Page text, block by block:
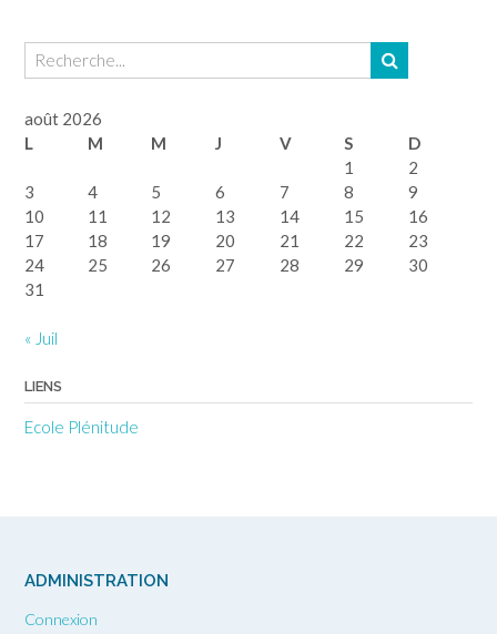
août 2026
L
M M J V S
D
1
2
3
4 5 6 7 8
9
10
11 12 13 14 15
16
17
18 19 20 21 22
23
24
25 26 27 28 29
30
31
« Juil
LIENS
Ecole Plénitude
ADMINISTRATION
Connexion